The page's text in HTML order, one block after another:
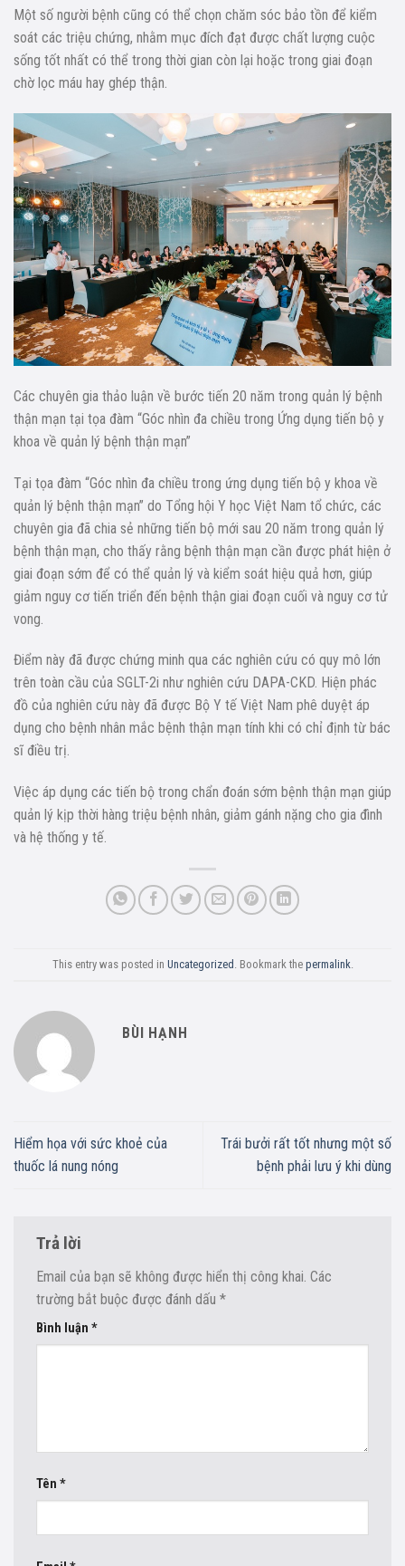
Một số người bệnh cũng có thể chọn chăm sóc bảo tồn để kiểm
soát các triệu chứng, nhằm mục đích đạt được chất lượng cuộc
sống tốt nhất có thể trong thời gian còn lại hoặc trong giai đoạn
chờ lọc máu hay ghép thận.
Các chuyên gia thảo luận về bước tiến 20 năm trong quản lý bệnh
thận mạn tại tọa đàm “Góc nhìn đa chiều trong Ứng dụng tiến bộ y
khoa về quản lý bệnh thận mạn”
Tại tọa đàm “Góc nhìn đa chiều trong ứng dụng tiến bộ y khoa về
quản lý bệnh thận mạn” do Tổng hội Y học Việt Nam tổ chức, các
chuyên gia đã chia sẻ những tiến bộ mới sau 20 năm trong quản lý
bệnh thận mạn, cho thấy rằng bệnh thận mạn cần được phát hiện ở
giai đoạn sớm để có thể quản lý và kiểm soát hiệu quả hơn, giúp
giảm nguy cơ tiến triển đến bệnh thận giai đoạn cuối và nguy cơ tử
vong.
Điểm này đã được chứng minh qua các nghiên cứu có quy mô lớn
trên toàn cầu của SGLT-2i như nghiên cứu DAPA-CKD. Hiện phác
đồ của nghiên cứu này đã được Bộ Y tế Việt Nam phê duyệt áp
dụng cho bệnh nhân mắc bệnh thận mạn tính khi có chỉ định từ bác
sĩ điều trị.
Việc áp dụng các tiến bộ trong chẩn đoán sớm bệnh thận mạn giúp
quản lý kịp thời hàng triệu bệnh nhân, giảm gánh nặng cho gia đình
và hệ thống y tế.
This entry was posted in Uncategorized . Bookmark the permalink
BÙI HẠNH
Hiểm họa với sức khoẻ của
thuốc lá nung nóng
Trái bưởi rất tốt nhưng một số
bệnh phải lưu ý khi dùng
Trả lời
Email của bạn sẽ không được hiển thị công khai. Các
trường bắt buộc được đánh dấu *
Bình luận *
Tên *